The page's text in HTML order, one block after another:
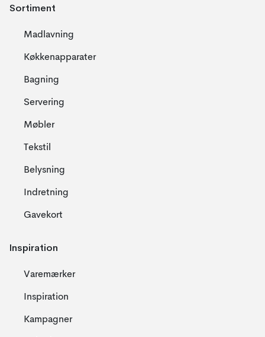
Sortiment
Madlavning
Køkkenapparater
Bagning
Servering
Møbler
Tekstil
Belysning
Indretning
Gavekort
Inspiration
Varemærker
Inspiration
Kampagner